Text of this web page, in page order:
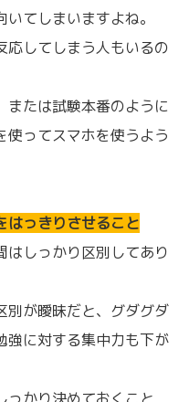
てしまいますよね。
応してしまう人もいるの
または試験本番のように
使ってスマホを使うよう
はっきりさせること
はしっかり区別してあり
別が曖昧だと、グダグダ
強に対する集中力も下が